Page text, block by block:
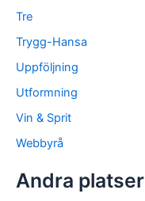
Tre
Trygg-Hansa
Uppföljning
Utformning
Vin & Sprit
Webbyrå
Andra platser